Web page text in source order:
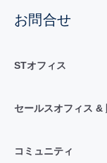
お問合せ
STオフィス
セールスオフィス &
コミュニティ